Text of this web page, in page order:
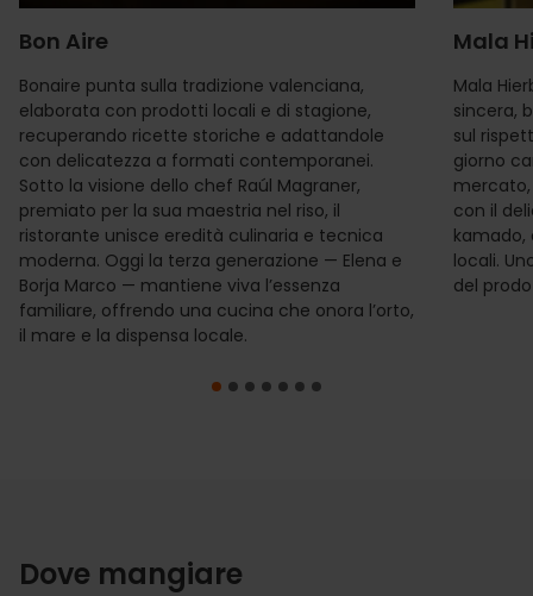
Bon Aire
Bonaire punta sulla tradizione valenciana,
elaborata con prodotti locali e di stagione,
recuperando ricette storiche e adattandole
con delicatezza a formati contemporanei.
Sotto la visione dello chef Raúl Magraner,
premiato per la sua maestria nel riso, il
ristorante unisce eredità culinaria e tecnica
moderna. Oggi la terza generazione — Elena e
Borja Marco — mantiene viva l’essenza
familiare, offrendo una cucina che onora l’orto,
il mare e la dispensa locale.
Mala
Mala
sincera,
sul
giorno
con il
kamado,
locali.
del
Dove mangiare